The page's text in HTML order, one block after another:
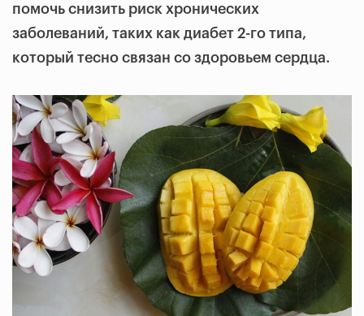
помочь снизить риск хронических
заболеваний, таких как диабет 2-го типа,
который тесно связан со здоровьем сердца.